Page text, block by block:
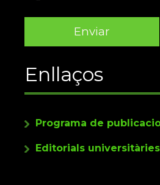
Enllaços
Programa de
Editorials